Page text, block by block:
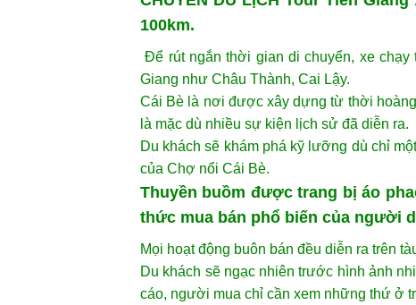
Tour du lịch Tiền Giang 1 ngày: Chợ nổi
các điểm tham quan và nhiều yếu tố để
Điểm nổi bật của chuyến tham quan này:
ngưỡng vẻ đẹp của Nhà thờ Cái Bè. Tham
Tình hình bất thường ở Cù Lao Tân
CHUYẾN DU LỊCH Tour Tiền
100km.
Để rút ngắn thời gian di chuyển, xe chạy
Giang như Châu Thành, Cai Lậy.
Cái Bè là nơi được xây dựng từ thời
là mặc dù nhiều sự kiện lịch sử đã diễn ra.
Du khách sẽ khám phá kỹ lưỡng dù chỉ
của Chợ nổi Cái Bè.